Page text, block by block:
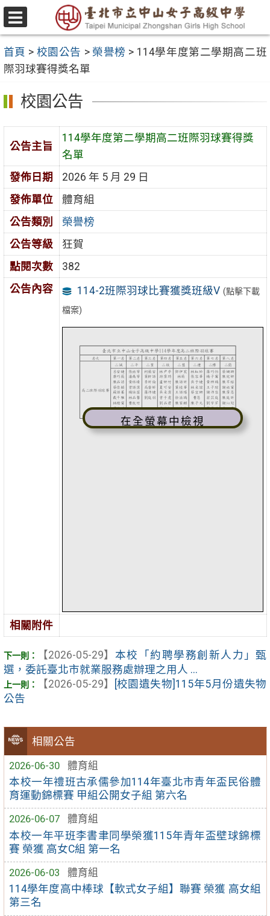
跳
至
要
內
容
區
選
單
首頁 > 校園公告 > 榮譽榜 > 114學年度第二學期高二班
際羽球賽得獎名單
相關公告
2026-06-30
體育組
本校一年禮班古承儒參加114年臺北市青年盃民俗體
育運動錦標賽 甲組公開女子組 第六名
2026-06-07
體育組
本校一年平班李書聿同學榮獲115年青年盃壁球錦標
賽 榮獲 高女C組 第一名
2026-06-03
體育組
114學年度高中棒球【軟式女子組】聯賽 榮獲 高女組
第三名
校園公告
公告主旨
114學年度第二學期高二班際羽球賽得獎
名單
發佈日期
2026 年 5 月 29 日
發佈單位
體育組
公告類別
榮譽榜
公告等級
狂賀
點閱次數
382
公告內容
114-2班際羽球比賽獲獎班級V (點擊下載
檔案)
在全螢幕中檢視
相關附件
【2026-05-29】 本校「約聘學務創新人力」甄
選，委託臺北市就業服務處辦理之用人 ...
【2026-05-29】
[校園遺失物]115年5月份遺失物
公告